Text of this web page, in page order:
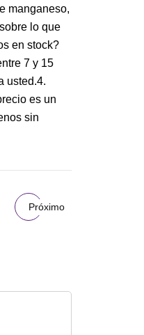
manganeso,
lo que
en stock?
7 y 15
usted.4.
es un
sin
Próximo